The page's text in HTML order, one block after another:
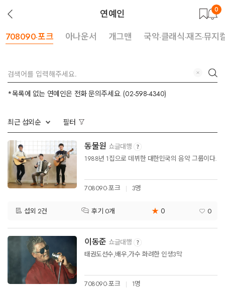
연예인
뒤
로
기
0
708090·포크 아나운서 개그맨 국악·클래식·재즈·뮤지
지
기
검
색
*목록에 없는 연예인은 전화 문의주세요. (02-598-4340)
최근 섭외순 필터
동물원 쇼글대행
1988년 1집으로 데뷔한 대한민국의 음악 그룹이다.
708090·포크 3명
섭외 2건 후기 0개 ★ 0 0
이동준 쇼글대행
태권도선수,배우,가수 화려한 인생3막
708090·포크 1명